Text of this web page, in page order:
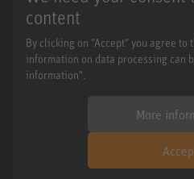
content
By clicking on "Accept" you agree to
information on data processing can
information".
More